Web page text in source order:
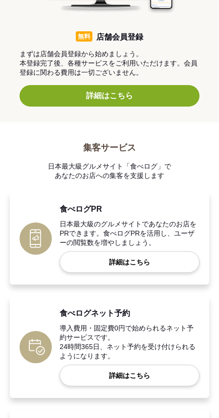
無料 店舗会員登録
まずは店舗会員登録から始めましょう。
本登録完了後、各種サービスをご利用いただけます。会員
登録に関わる費用は一切ございません。
詳細はこちら
集客サービス
日本最大級グルメサイト「食べログ」で
あなたのお店への集客を支援します
食べログPR
日本最大級のグルメサイトであなたのお店を
PRできます。食べログPRを活用し、ユーザ
ーの閲覧数を増やしましょう。
詳細はこちら
食べログネット予約
導入費用・固定費0円で始められるネット予
約サービスです。
24時間365日、ネット予約を受け付けられる
ようになります。
詳細はこちら